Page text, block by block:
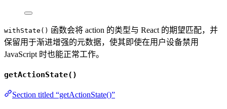
withState() 函数会将 action 的类型与 React 的期望匹配，并
保留用于渐进增强的元数据，使其即使在用户设备禁用
JavaScript 时也能正常工作。
getActionState()
Section titled “getActionState()”